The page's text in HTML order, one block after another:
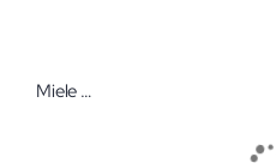
Miele ProCare Med 30 P 5 l Neutralisationsmittel